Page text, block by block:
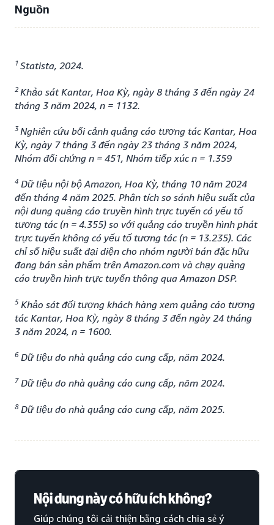
Nguồn
1 Statista, 2024.
2 Khảo sát Kantar, Hoa Kỳ, ngày 8 tháng 3 đến ngày 24
tháng 3 năm 2024, n = 1132.
3 Nghiên cứu bối cảnh quảng cáo tương tác Kantar, Hoa
Kỳ, ngày 7 tháng 3 đến ngày 23 tháng 3 năm 2024,
Nhóm đối chứng n = 451, Nhóm tiếp xúc n = 1.359
4 Dữ liệu nội bộ Amazon, Hoa Kỳ, tháng 10 năm 2024
đến tháng 4 năm 2025. Phân tích so sánh hiệu suất của
nội dung quảng cáo truyền hình trực tuyến có yếu tố
tương tác (n = 4.355) so với quảng cáo truyền hình phát
trực tuyến không có yếu tố tương tác (n = 13.235). Các
chỉ số hiệu suất đại diện cho nhóm người bán đặc hữu
đang bán sản phẩm trên Amazon.com và chạy quảng
cáo truyền hình trực tuyến thông qua Amazon DSP.
5Khảo sát đối tượng khách hàng xem quảng cáo tương
tác Kantar, Hoa Kỳ, ngày 8 tháng 3 đến ngày 24 tháng
3 năm 2024, n = 1600.
6 Dữ liệu do nhà quảng cáo cung cấp, năm 2024.
7 Dữ liệu do nhà quảng cáo cung cấp, năm 2024.
8Dữ liệu do nhà quảng cáo cung cấp, năm 2025.
Nội dung này có hữu ích không?
Giúp chúng tôi cải thiện bằng cách chia sẻ ý